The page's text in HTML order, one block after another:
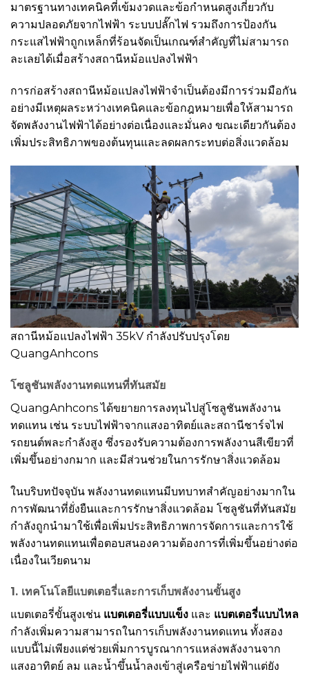
มาตรฐานทางเทคนิคที่เข้มงวดและข้อกำหนดสูงเกี่ยวกับ
ความปลอดภัยจากไฟฟ้า ระบบปลั๊กไฟ รวมถึงการป้องกัน
กระแสไฟฟ้าถูกเหล็กที่ร้อนจัดเป็นเกณฑ์สำคัญที่ไม่สามารถ
ละเลยได้เมื่อสร้างสถานีหม้อแปลงไฟฟ้า
การก่อสร้างสถานีหม้อแปลงไฟฟ้าจำเป็นต้องมีการร่วมมือกัน
อย่างมีเหตุผลระหว่างเทคนิคและข้อกฎหมายเพื่อให้สามารถ
จัดพลังงานไฟฟ้าได้อย่างต่อเนื่องและมั่นคง ขณะเดียวกันต้อง
เพิ่มประสิทธิภาพของต้นทุนและลดผลกระทบต่อสิ่งแวดล้อม
สถานีหม้อแปลงไฟฟ้า 35kV กำลังปรับปรุงโดย
QuangAnhcons
โซลูชันพลังงานทดแทนที่ทันสมัย
QuangAnhcons ได้ขยายการลงทุนไปสู่โซลูชันพลังงาน
ทดแทน เช่น ระบบไฟฟ้าจากแสงอาทิตย์และสถานีชาร์จไฟ
รถยนต์พละกำลังสูง ซึ่งรองรับความต้องการพลังงานสีเขียวที่
เพิ่มขึ้นอย่างกมาก และมีส่วนช่วยในการรักษาสิ่งแวดล้อม
ในบริบทปัจจุบัน พลังงานทดแทนมีบทบาทสำคัญอย่างมากใน
การพัฒนาที่ยั่งยืนและการรักษาสิ่งแวดล้อม โซลูชันที่ทันสมัย
กำลังถูกนำมาใช้เพื่อเพิ่มประสิทธิภาพการจัดการและการใช้
พลังงานทดแทนเพื่อตอบสนองความต้องการที่เพิ่มขึ้นอย่างต่อ
เนื่องในเวียดนาม
1. เทคโนโลยีแบตเตอรี่และการเก็บพลังงานขั้นสูง
แบตเตอรี่ขั้นสูงเช่น แบตเตอรี่แบบแข็ง และ แบตเตอรี่แบบไหล
กำลังเพิ่มความสามารถในการเก็บพลังงานทดแทน ทั้งสอง
แบบนี้ไม่เพียงแต่ช่วยเพิ่มการบูรณาการแหล่งพลังงานจาก
แสงอาทิตย์ ลม และน้ำขึ้นน้ำลงเข้าสู่เครือข่ายไฟฟ้าแต่ยัง